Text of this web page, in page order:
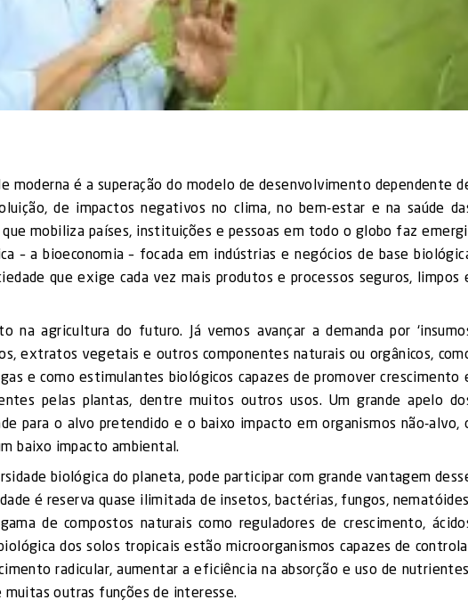
moderna é a superação do modelo de desenvolvimento dependente
de impactos negativos no clima, no bem-estar e na saúde
que mobiliza países, instituições e pessoas em todo o globo faz
– a bioeconomia – focada em indústrias e negócios de base
que exige cada vez mais produtos e processos seguros, limpos
na agricultura do futuro. Já vemos avançar a demanda por
extratos vegetais e outros componentes naturais ou orgânicos,
e como estimulantes biológicos capazes de promover crescimento
pelas plantas, dentre muitos outros usos. Um grande apelo
para o alvo pretendido e o baixo impacto em organismos não-alvo,
baixo impacto ambiental.
biológica do planeta, pode participar com grande vantagem
é reserva quase ilimitada de insetos, bactérias, fungos,
de compostos naturais como reguladores de crescimento,
dos solos tropicais estão microorganismos capazes de
radicular, aumentar a eficiência na absorção e uso de
outras funções de interesse.